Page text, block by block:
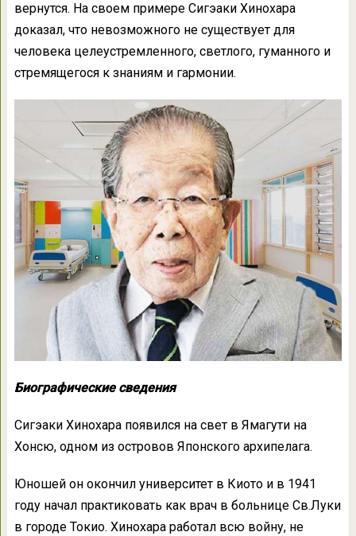
вернутся. На своем примере Сигэаки Хинохара
доказал, что невозможного не существует для
человека целеустремленного, светлого, гуманного и
стремящегося к знаниям и гармонии.
Биографические сведения
Сигэаки Хинохара появился на свет в Ямагути на
Хонсю, одном из островов Японского архипелага.
Юношей он окончил университет в Киото и в 1941
году начал практиковать как врач в больнице Св.Луки
в городе Токио. Хинохара работал всю войну, не